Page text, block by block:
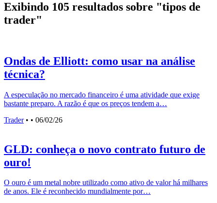
Exibindo 105 resultados sobre "tipos de
trader"
Ondas de Elliott: como usar na análise
técnica?
A especulação no mercado financeiro é uma atividade que exige
bastante preparo. A razão é que os preços tendem a…
Trader• • 06/02/26
GLD: conheça o novo contrato futuro de
ouro!
O ouro é um metal nobre utilizado como ativo de valor há milhares
de anos. Ele é reconhecido mundialmente por…